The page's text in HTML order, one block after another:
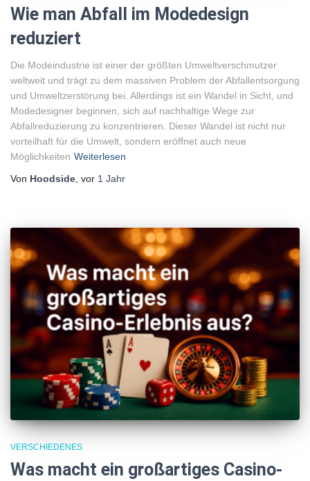
Wie man Abfall im Modedesign
reduziert
Die Modeindustrie ist einer der größten Umweltverschmutzer
weltweit und trägt zu dem massiven Problem der Abfallentsorgung
und Umweltzerstörung bei. Allerdings ist ein Wandel in Sicht, und
Modedesigner beginnen, sich auf nachhaltige Wege zur
Abfallreduzierung zu konzentrieren. Dieser Wandel ist nicht nur
vorteilhaft für die Umwelt, sondern eröffnet auch neue
Möglichkeiten Weiterlesen
Von Hoodside , vor 1 Jahr
VERSCHIEDENES
Was macht ein großartiges Casino-